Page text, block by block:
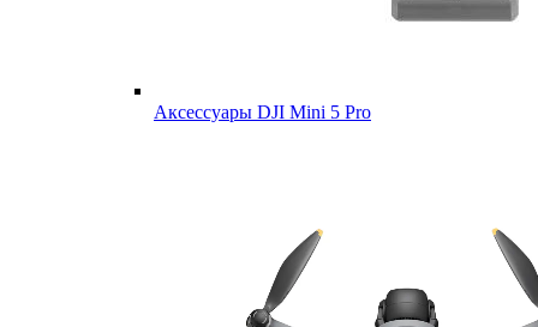
Аксессуары DJI Mini 5 Pro